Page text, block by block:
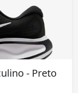
- Preto